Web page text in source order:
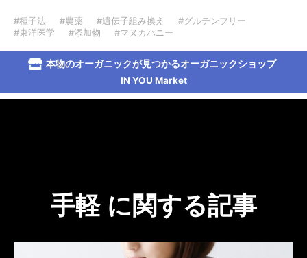
#種子法 #農薬 #遺伝子組み換え
#グルテンフリー
#東洋医学
#添加物 #マヌカハニー
本物のオーガニックが見つかるオーガニックショップ
IN YOU Market
手軽 に関する記事